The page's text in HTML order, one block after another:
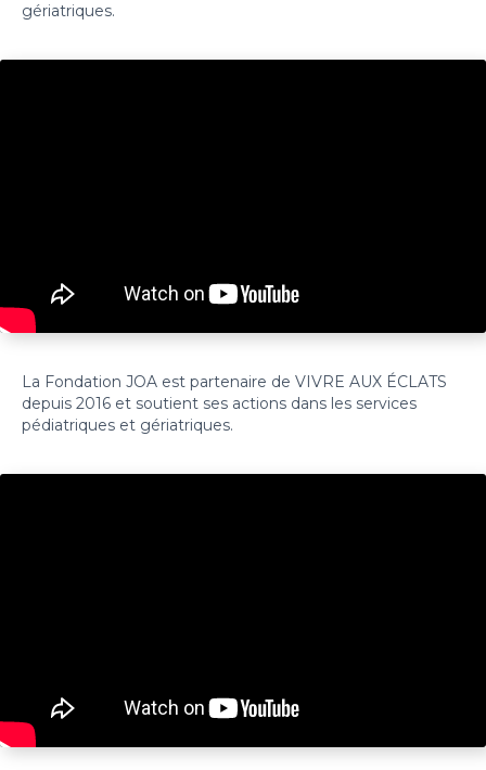
gériatriques.
La Fondation JOA est partenaire de VIVRE AUX ÉCLATS
depuis 2016 et soutient ses actions dans les services
pédiatriques et gériatriques.